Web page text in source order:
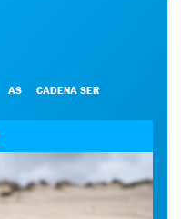
AS CADENA SER